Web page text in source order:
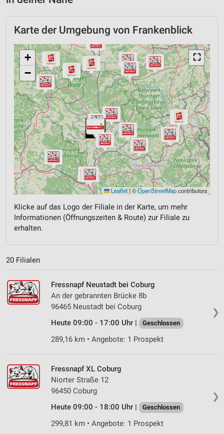
Karte der Umgebung von Frankenblick
⛶
+
−
Leaflet |©OpenStreetMapcontributors
Klicke auf das Logo der Filiale in der Karte, um mehr
Informationen (Öffnungszeiten & Route) zur Filiale zu
erhalten.
20 Filialen
❯
Fressnapf Neustadt bei Coburg
An der gebrannten Brücke 8b
96465 Neustadt bei Coburg
Heute 09:00 - 17:00 Uhr |
Geschlossen
289,16 km • Angebote: 1 Prospekt
❯
Fressnapf XL Coburg
Niorter Straße 12
96450 Coburg
Heute 09:00 - 18:00 Uhr |
Geschlossen
299,81 km • Angebote: 1 Prospekt